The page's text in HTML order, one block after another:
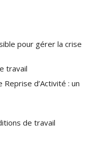
pour gérer la crise
travail
d’Activité : un
de travail